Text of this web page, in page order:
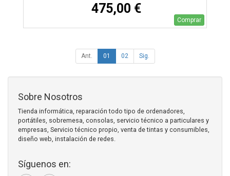
475,00 €
Comprar
Ant. 01 02 Sig.
Sobre Nosotros
Tienda informática, reparación todo tipo de ordenadores,
portátiles, sobremesa, consolas, servicio técnico a particulares y
empresas, Servicio técnico propio, venta de tintas y consumibles,
diseño web, instalación de redes.
Síguenos en: